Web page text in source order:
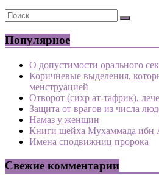
Популярное
О допустимости орального
Коричневые выделения,
менструацией
Отворот (сихр ат-тафрик),
Защита от врагов из числа
Намаз у женщин
Книги шейха Мухаммада ибн
Имена сподвижниц пророка
Свежие комментарии